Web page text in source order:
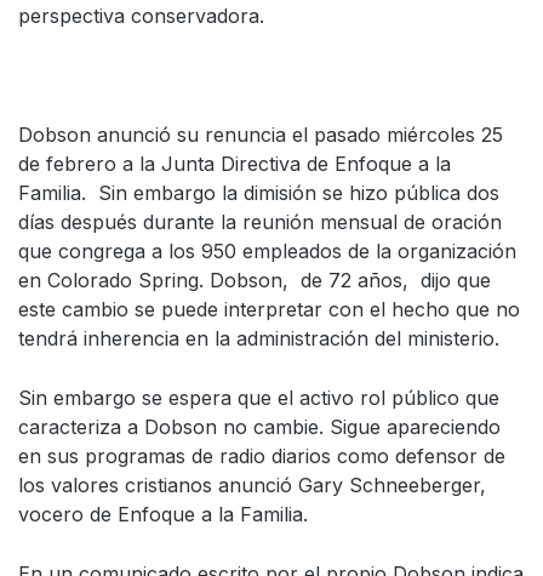
perspectiva conservadora.
Dobson anunció su renuncia el pasado miércoles 25
de febrero a la Junta Directiva de Enfoque a la
Familia. Sin embargo la dimisión se hizo pública dos
días después durante la reunión mensual de oración
que congrega a los 950 empleados de la organización
en Colorado Spring. Dobson, de 72 años, dijo que
este cambio se puede interpretar con el hecho que no
tendrá inherencia en la administración del ministerio.
Sin embargo se espera que el activo rol público que
caracteriza a Dobson no cambie. Sigue apareciendo
en sus programas de radio diarios como defensor de
los valores cristianos anunció Gary Schneeberger,
vocero de Enfoque a la Familia.